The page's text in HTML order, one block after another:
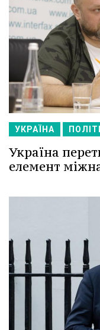
УКРАЇНА
Україна
елемент